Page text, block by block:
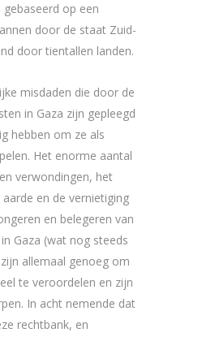
op een
door de staat Zuid-
door tientallen landen.
misdaden die door de
in Gaza zijn gepleegd
hebben om ze als
Het enorme aantal
verwondingen, het
en de vernietiging
en belegeren van
Gaza (wat nog steeds
allemaal genoeg om
te veroordelen en zijn
In acht nemende dat
rechtbank, en